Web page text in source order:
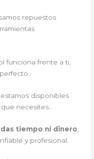
repuestos
funciona frente a ti,
estamos disponibles
necesites.
tiempo ni dinero
y profesional.